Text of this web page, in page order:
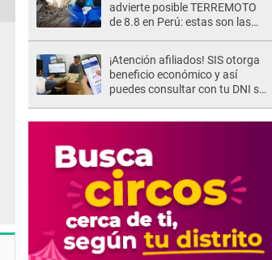
advierte posible TERREMOTO
de 8.8 en Perú: estas son las
¡Atención afiliados! SIS otorga
beneficio económico y así
puedes consultar con tu DNI si